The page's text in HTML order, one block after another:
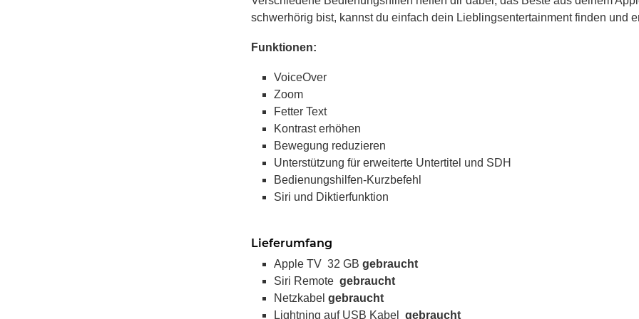
schwerhörig bist, kannst du einfach dein Lieblingsentertainment finden und
Funktionen:
VoiceOver
Zoom
Fetter Text
Kontrast erhöhen
Bewegung reduzieren
Unterstützung für erweiterte Untertitel und SDH
Bedienungshilfen-Kurzbefehl
Siri und Diktierfunktion
Lieferumfang
Apple TV 32 GB gebraucht
Siri Remote gebraucht
Netzkabel gebraucht
Lightning auf USB Kabel gebraucht